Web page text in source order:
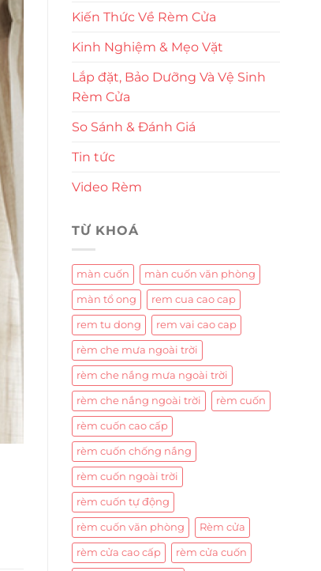
Kiến Thức Về Rèm Cửa
Kinh Nghiệm & Mẹo Vặt
Lắp đặt, Bảo Dưỡng Và Vệ Sinh
Rèm Cửa
So Sánh & Đánh Giá
Tin tức
Video Rèm
TỪ KHOÁ
màn cuốn màn cuốn văn phòng
màn tổ ong rem cua cao cap
rem tu dong rem vai cao cap
rèm che mưa ngoài trời
rèm che nắng mưa ngoài trời
rèm che nắng ngoài trời rèm cuốn
rèm cuốn cao cấp
rèm cuốn chống nắng
rèm cuốn ngoài trời
rèm cuốn tự động
rèm cuốn văn phòng Rèm cửa
rèm cửa cao cấp rèm cửa cuốn